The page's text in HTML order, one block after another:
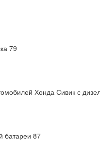
79
Хонда Сивик с
батареи 87